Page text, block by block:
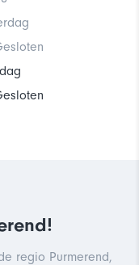
regio Purmerend,